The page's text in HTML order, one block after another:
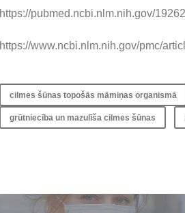
https://pubmed.ncbi.nlm.nih.gov/
https://www.ncbi.nlm.nih.gov/pmc/
cilmes šūnas topošās māmiņas organismā
grūtniecība un mazulīša cilmes šūnas